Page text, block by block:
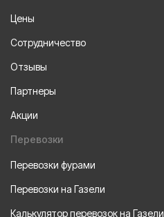
Цены
Сотрудничество
Отзывы
Партнеры
Акции
Перевозки
Перевозки фурами
Перевозки на Газели
Калькулятор перевозок на Газели